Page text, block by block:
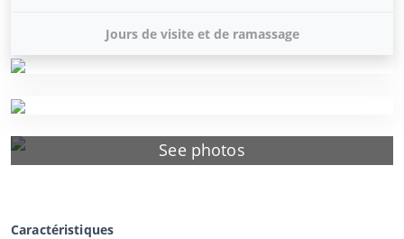
See photos
Jours de visite et de ramassage
Caractéristiques